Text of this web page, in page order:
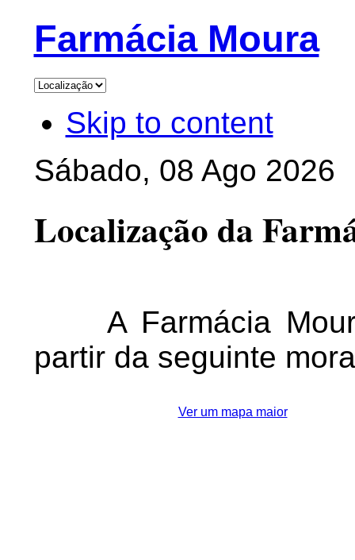
Farmácia Moura
Skip to content
Sábado, 08 Ago 2026
Localização da
A Farmácia
partir da seguinte
Ver um mapa maior